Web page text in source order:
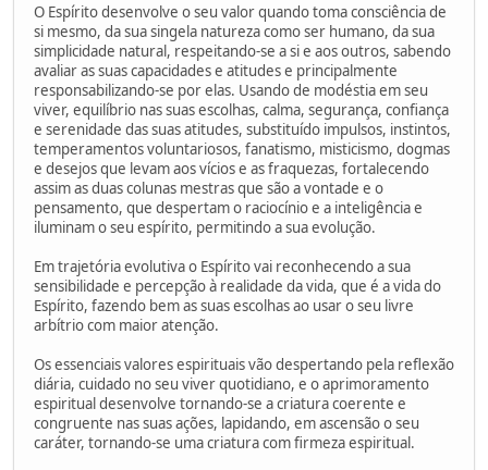
O Espírito desenvolve o seu valor quando toma consciência de
si mesmo, da sua singela natureza como ser humano, da sua
simplicidade natural, respeitando-se a si e aos outros, sabendo
avaliar as suas capacidades e atitudes e principalmente
responsabilizando-se por elas. Usando de modéstia em seu
viver, equilíbrio nas suas escolhas, calma, segurança, confiança
e serenidade das suas atitudes, substituído impulsos, instintos,
temperamentos voluntariosos, fanatismo, misticismo, dogmas
e desejos que levam aos vícios e as fraquezas, fortalecendo
assim as duas colunas mestras que são a vontade e o
pensamento, que despertam o raciocínio e a inteligência e
iluminam o seu espírito, permitindo a sua evolução.
Em trajetória evolutiva o Espírito vai reconhecendo a sua
sensibilidade e percepção à realidade da vida, que é a vida do
Espírito, fazendo bem as suas escolhas ao usar o seu livre
arbítrio com maior atenção.
Os essenciais valores espirituais vão despertando pela reflexão
diária, cuidado no seu viver quotidiano, e o aprimoramento
espiritual desenvolve tornando-se a criatura coerente e
congruente nas suas ações, lapidando, em ascensão o seu
caráter, tornando-se uma criatura com firmeza espiritual.